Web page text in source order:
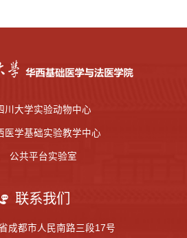
川大学实验动物中心
医学基础实验教学中心
公共平台实验室
联系我们
成都市人民南路三段17号